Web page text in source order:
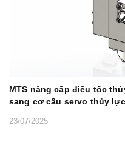
MTS nâng cấp điều tốc
sang cơ cấu servo thủy
23/07/2025